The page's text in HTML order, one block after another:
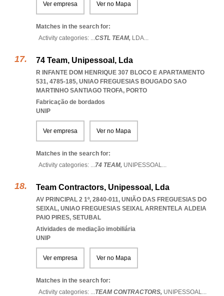
Ver empresa Ver no Mapa
Matches in the search for:
Activity categories: ...CSTL TEAM, LDA...
74 Team, Unipessoal, Lda
R INFANTE DOM HENRIQUE 307 BLOCO E APARTAMENTO
531, 4785-185, UNIAO FREGUESIAS BOUGADO SAO
MARTINHO SANTIAGO TROFA, PORTO
Fabricação de bordados
UNIP
Ver empresa Ver no Mapa
Matches in the search for:
Activity categories: ...74 TEAM, UNIPESSOAL...
Team Contractors, Unipessoal, Lda
AV PRINCIPAL 2 1º, 2840-011, UNIÃO DAS FREGUESIAS DO
SEIXAL, UNIAO FREGUESIAS SEIXAL ARRENTELA ALDEIA
PAIO PIRES, SETUBAL
Atividades de mediação imobiliária
UNIP
Ver empresa Ver no Mapa
Matches in the search for:
Activity categories: ...TEAM CONTRACTORS, UNIPESSOAL...